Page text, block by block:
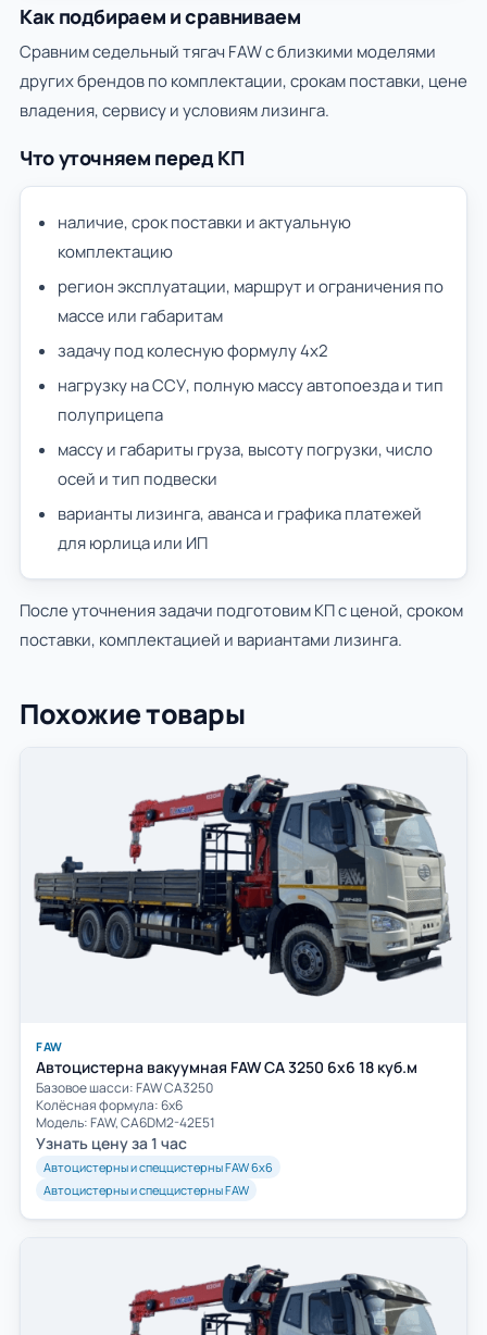
Как подбираем и сравниваем
Сравним седельный тягач FAW с близкими моделями
других брендов по комплектации, срокам поставки, цене
владения, сервису и условиям лизинга.
Что уточняем перед КП
наличие, срок поставки и актуальную
комплектацию
регион эксплуатации, маршрут и ограничения по
массе или габаритам
задачу под колесную формулу 4х2
нагрузку на ССУ, полную массу автопоезда и тип
полуприцепа
массу и габариты груза, высоту погрузки, число
осей и тип подвески
варианты лизинга, аванса и графика платежей
для юрлица или ИП
После уточнения задачи подготовим КП с ценой, сроком
поставки, комплектацией и вариантами лизинга.
Похожие товары
FAW
Автоцистерна вакуумная FAW CA 3250 6х6 18 куб.м
Базовое шасси: FAW СА3250
Колёсная формула: 6х6
Модель: FAW, CA6DM2-42E51
Узнать цену за 1 час
Автоцистерны и спеццистерны FAW 6х6
Автоцистерны и спеццистерны FAW